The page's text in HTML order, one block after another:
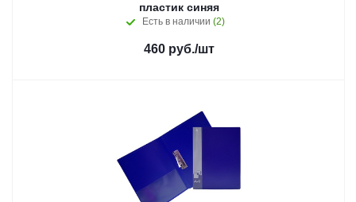
пластик синяя
Есть в наличии (2)
460руб./шт